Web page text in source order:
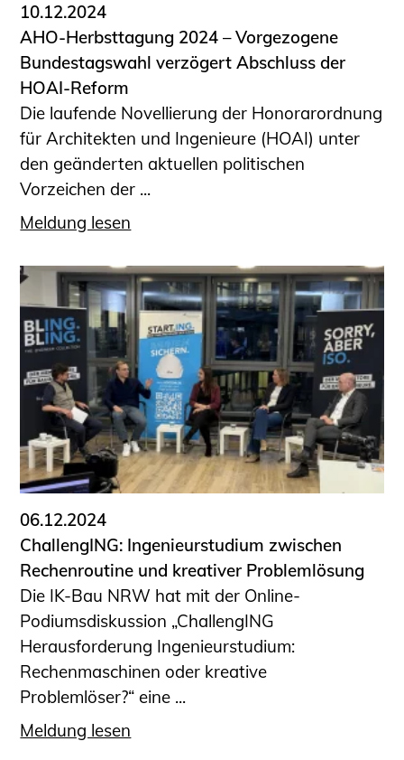
10.12.2024
AHO-Herbsttagung 2024 – Vorgezogene
Bundestagswahl verzögert Abschluss der
HOAI-Reform
Die laufende Novellierung der Honorarordnung
für Architekten und Ingenieure (HOAI) unter
den geänderten aktuellen politischen
Vorzeichen der ...
Meldung lesen
06.12.2024
ChallengING: Ingenieurstudium zwischen
Rechenroutine und kreativer Problemlösung
Die IK-Bau NRW hat mit der Online-
Podiumsdiskussion „ChallengING
Herausforderung Ingenieurstudium:
Rechenmaschinen oder kreative
Problemlöser?“ eine ...
Meldung lesen